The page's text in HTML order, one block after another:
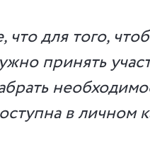
для того,
принять
в личном